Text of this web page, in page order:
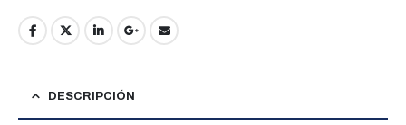
DESCRIPCIÓN